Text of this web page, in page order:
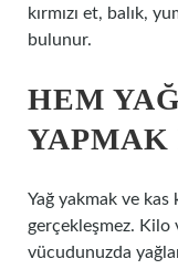
kırmızı et, balık,
bulunur.
HEM
YAPMAK
Yağ yakmak ve
gerçekleşmez. Kilo
vücudunuzda